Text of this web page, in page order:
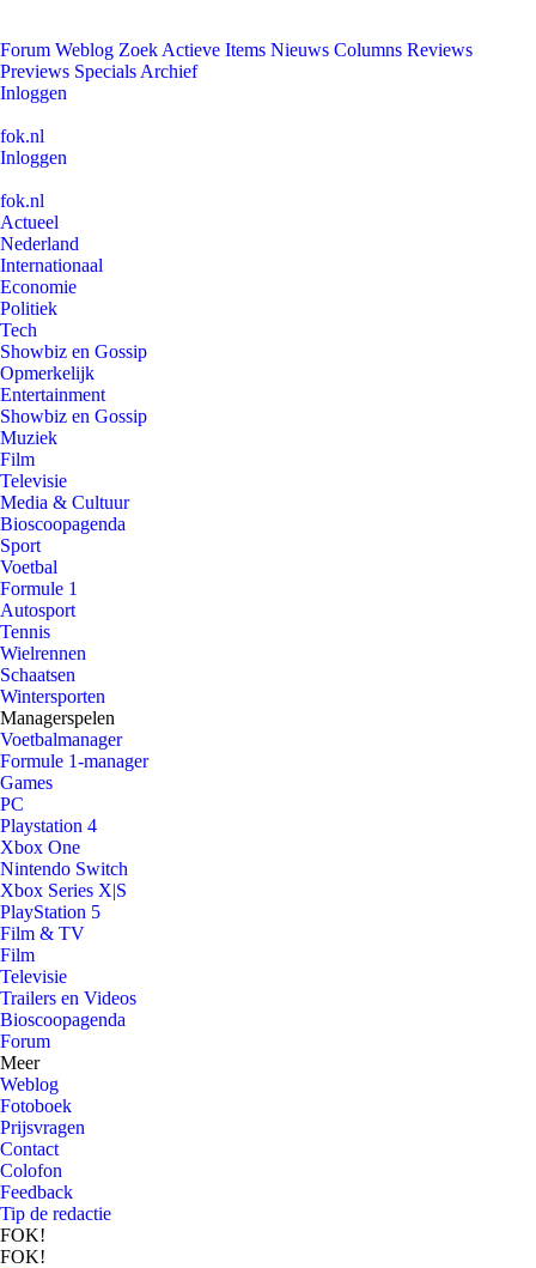
Forum Weblog Zoek Actieve Items Nieuws Columns Reviews
Previews Specials Archief
Inloggen
fok.nl
Inloggen
fok.nl
Actueel
Nederland
Internationaal
Economie
Politiek
Tech
Showbiz en Gossip
Opmerkelijk
Entertainment
Showbiz en Gossip
Muziek
Film
Televisie
Media & Cultuur
Bioscoopagenda
Sport
Voetbal
Formule 1
Autosport
Tennis
Wielrennen
Schaatsen
Wintersporten
Managerspelen
Voetbalmanager
Formule 1-manager
Games
PC
Playstation 4
Xbox One
Nintendo Switch
Xbox Series X|S
PlayStation 5
Film & TV
Film
Televisie
Trailers en Videos
Bioscoopagenda
Forum
Meer
Weblog
Fotoboek
Prijsvragen
Contact
Colofon
Feedback
Tip de redactie
FOK!
FOK!